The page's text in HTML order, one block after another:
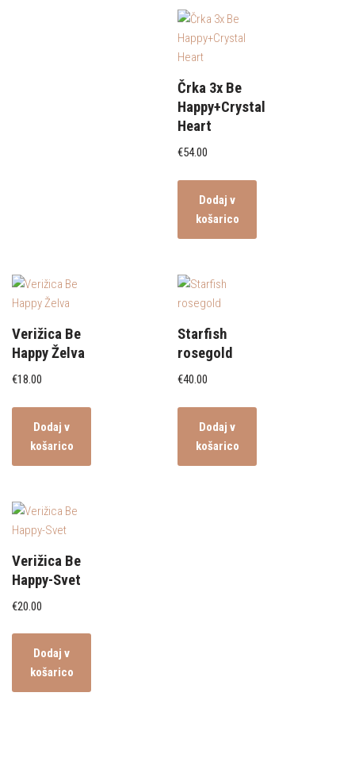
Črka 3x Be
Happy+Crystal
Heart
€54.00
Dodaj v
košarico
Verižica Be
Happy Želva
€18.00
Dodaj v
košarico
Starfish
rosegold
€40.00
Dodaj v
košarico
Verižica Be
Happy-Svet
€20.00
Dodaj v
košarico